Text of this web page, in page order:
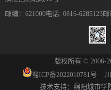
邮编：621000电话: 0816-6285123邮
版权所有 © 2006-
蜀ICP备2022010781 号
技术支持：绵阳城市学